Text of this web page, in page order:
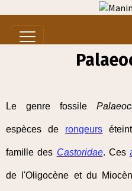
Le genre fossile
espèces de rongeurs
famille des Castoridae. Ces
de l'Oligocène et du